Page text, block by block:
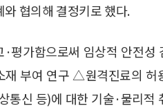
협의해 결정키로 했다.
평가함으로써 임상적 안전
부여 연구 △원격진료의 허
신 등)에 대한 기술·물리적